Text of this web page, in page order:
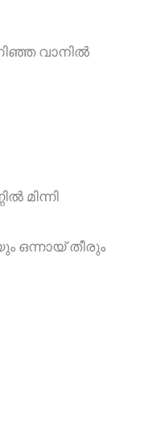
വാനിൽ
മിന്നി
ഒന്നായ് തീരും